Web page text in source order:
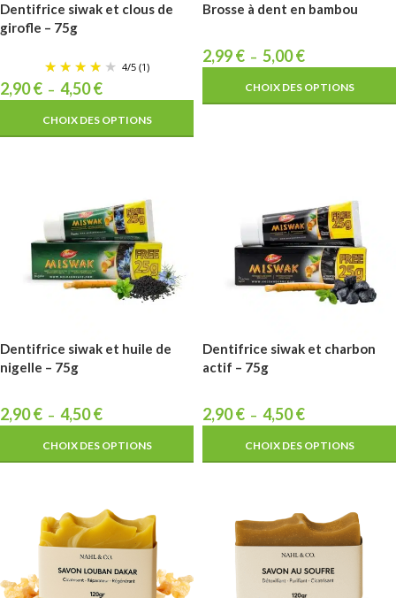
Dentifrice siwak et clous de
girofle – 75g
4/5 (1)
2,90€ – 4,50€
CHOIX DES OPTIONS
Brosse à dent en bambou
2,99€ – 5,00€
CHOIX DES OPTIONS
Dentifrice siwak et huile de
nigelle – 75g
2,90€ – 4,50€
CHOIX DES OPTIONS
Dentifrice siwak et charbon
actif – 75g
2,90€ – 4,50€
CHOIX DES OPTIONS